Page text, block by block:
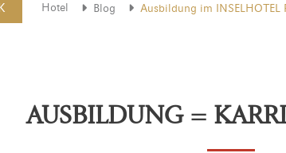
Hotel Blog Ausbildung im INSELHOTEL
AUSBILDUNG =